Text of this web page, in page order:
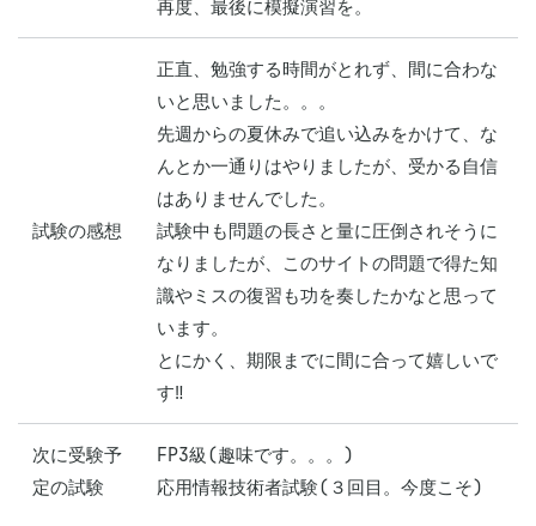
再度、最後に模擬演習を。
試験の感想
正直、勉強する時間がとれず、間に合わな
いと思いました。。。
先週からの夏休みで追い込みをかけて、な
んとか一通りはやりましたが、受かる自信
はありませんでした。
試験中も問題の長さと量に圧倒されそうに
なりましたが、このサイトの問題で得た知
識やミスの復習も功を奏したかなと思って
います。
とにかく、期限までに間に合って嬉しいで
す‼️
次に受験予
定の試験
FP3級(趣味です。。。)
応用情報技術者試験(３回目。今度こそ)